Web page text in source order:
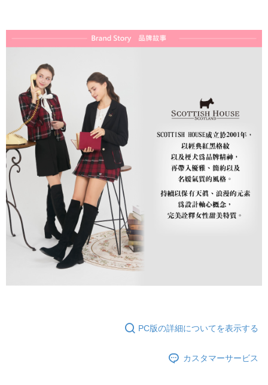
PC版の詳細についてを表示する
カスタマーサービス